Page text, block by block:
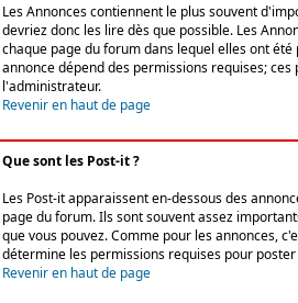
Les Annonces contiennent le plus souvent
devriez donc les lire dès que possible. Les
chaque page du forum dans lequel elles ont
annonce dépend des permissions requises;
l'administrateur.
Revenir en haut de page
Que sont les Post-it ?
Les Post-it apparaissent en-dessous des
page du forum. Ils sont souvent assez
que vous pouvez. Comme pour les annonces,
détermine les permissions requises pour
Revenir en haut de page